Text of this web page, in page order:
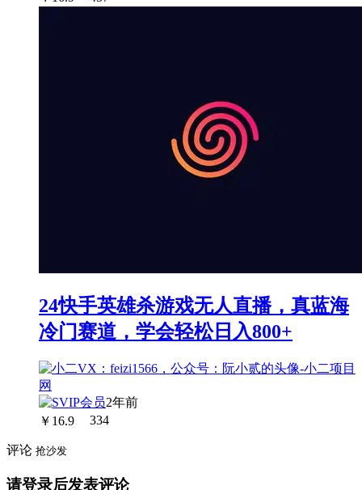
24快手英雄杀游戏无人直播，真蓝海
冷门赛道，学会轻松日入800+
2年前
￥ 16.9 334
评论 抢沙发
请登录后发表评论